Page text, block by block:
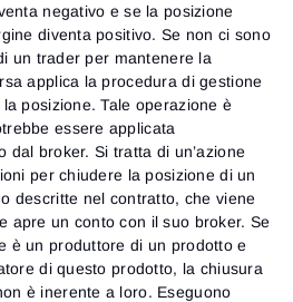
negativo e se la posizione
diventa positivo. Se non ci sono
un trader per mantenere la
applica la procedura di gestione
posizione. Tale operazione è
essere applicata
dal broker. Si tratta di un’azione
per chiudere la posizione di un
descritte nel contratto, che viene
apre un conto con il suo broker. Se
è un produttore di un prodotto e
di questo prodotto, la chiusura
è inerente a loro. Eseguono